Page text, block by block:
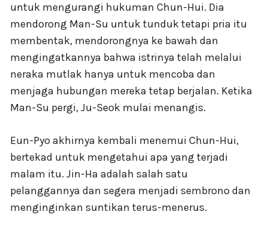
untuk mengurangi hukuman Chun-Hui. Dia
mendorong Man-Su untuk tunduk tetapi pria itu
membentak, mendorongnya ke bawah dan
mengingatkannya bahwa istrinya telah melalui
neraka mutlak hanya untuk mencoba dan
menjaga hubungan mereka tetap berjalan. Ketika
Man-Su pergi, Ju-Seok mulai menangis.
Eun-Pyo akhirnya kembali menemui Chun-Hui,
bertekad untuk mengetahui apa yang terjadi
malam itu. Jin-Ha adalah salah satu
pelanggannya dan segera menjadi sembrono dan
menginginkan suntikan terus-menerus.